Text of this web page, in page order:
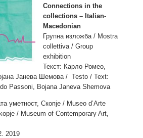
Connections in the
collections – Italian-
Macedonian
Групна изложба / Mostra
collettiva / Group
exhibition
Текст: Карло Ромео,
Јанева Шемова / Testo / Text:
Passoni, Bojana Janeva Shemova
уметност, Скопје / Museo d’Arte
/ Museum of Contemporary Art,
2019